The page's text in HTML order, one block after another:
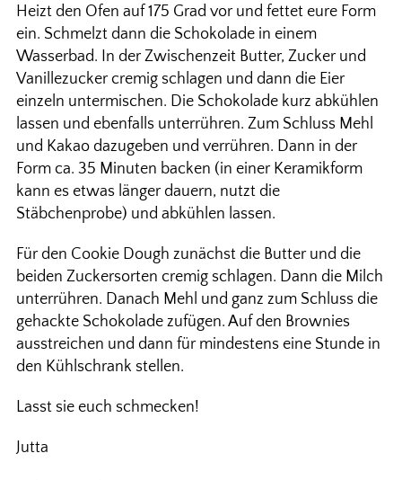
Heizt den Ofen auf 175 Grad vor und fettet eure Form
ein. Schmelzt dann die Schokolade in einem
Wasserbad. In der Zwischenzeit Butter, Zucker und
Vanillezucker cremig schlagen und dann die Eier
einzeln untermischen. Die Schokolade kurz abkühlen
lassen und ebenfalls unterrühren. Zum Schluss Mehl
und Kakao dazugeben und verrühren. Dann in der
Form ca. 35 Minuten backen (in einer Keramikform
kann es etwas länger dauern, nutzt die
Stäbchenprobe) und abkühlen lassen.
Für den Cookie Dough zunächst die Butter und die
beiden Zuckersorten cremig schlagen. Dann die Milch
unterrühren. Danach Mehl und ganz zum Schluss die
gehackte Schokolade zufügen. Auf den Brownies
ausstreichen und dann für mindestens eine Stunde in
den Kühlschrank stellen.
Lasst sie euch schmecken!
Jutta